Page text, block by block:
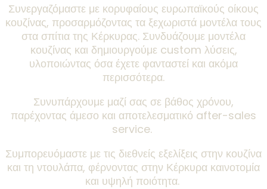
Συνεργαζόμαστε με κορυφαίους ευρωπαϊκούς οίκους
κουζίνας, προσαρμόζοντας τα ξεχωριστά μοντέλα τους
στα σπίτια της Κέρκυρας. Συνδυάζουμε μοντέλα
κουζίνας και δημιουργούμε custom λύσεις,
υλοποιώντας όσα έχετε φανταστεί και ακόμα
περισσότερα.
Συνυπάρχουμε μαζί σας σε βάθος χρόνου,
παρέχοντας άμεσο και αποτελεσματικό after-sales
service.
Συμπορευόμαστε με τις διεθνείς εξελίξεις στην κουζίνα
και τη ντουλάπα, φέρνοντας στην Κέρκυρα καινοτομία
και υψηλή ποιότητα.